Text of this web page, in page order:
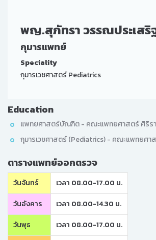
พญ.สุภัทรา วรรณประเสริ
กุมารแพทย์
Speciality
กุมารเวชศาสตร์ Pediatrics
Education
แพทยศาสตร์บัณฑิต - คณะแพทยศาสตร์ ศิริร
กุมารเวชศาสตร์ (Pediatrics) - คณะแพทยศา
ตารางแพทย์ออกตรวจ
วันจันทร์
เวลา 08.00-17.00 น.
วันอังคาร
เวลา 08.00-14.30 น.
วันพุธ
เวลา 08.00-17.00 น.